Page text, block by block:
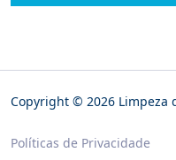
Copyright © 2026 Limpeza
Políticas de Privacidade